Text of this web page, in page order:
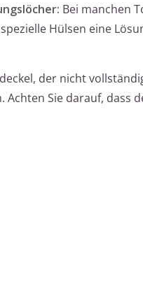
Bei manchen
Hülsen eine
der nicht
Achten Sie darauf,